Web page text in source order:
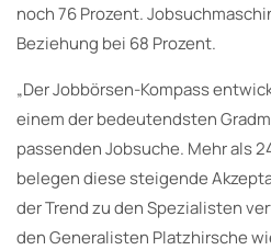
noch 76 Prozent.
Beziehung bei 68 Prozent.
„Der Jobbörsen-Kompass
einem der bedeutendsten
passenden Jobsuche. Mehr als
belegen diese steigende
der Trend zu den Spezialisten
den Generalisten Platzhirsche